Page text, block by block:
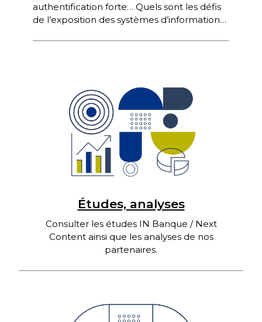
authentification forte… Quels sont les défis
de l’exposition des systèmes d’information
Études, analyses
Consulter les études IN Banque / Next
Content ainsi que les analyses de nos
partenaires.